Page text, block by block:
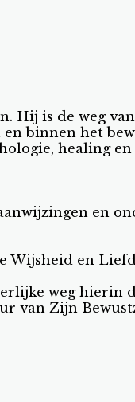
Hij is de weg
binnen het
healing en
en
Wijsheid en
weg hierin
van Zijn